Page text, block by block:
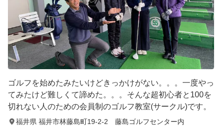
ゴルフを始めたみたいけどきっかけがない。。。一度やっ
てみたけど難しくて諦めた。。。そんな超初心者と100を
切れない人のための会員制のゴルフ教室(サークル)です。
福井県 福井市林藤島町19-2-2 藤島ゴルフセンター内